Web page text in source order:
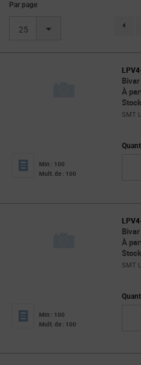
Par page
25
Bivar
À
SMT
Min : 100
Mult. de : 100
Bivar
À
SMT
Min : 100
Mult. de : 100